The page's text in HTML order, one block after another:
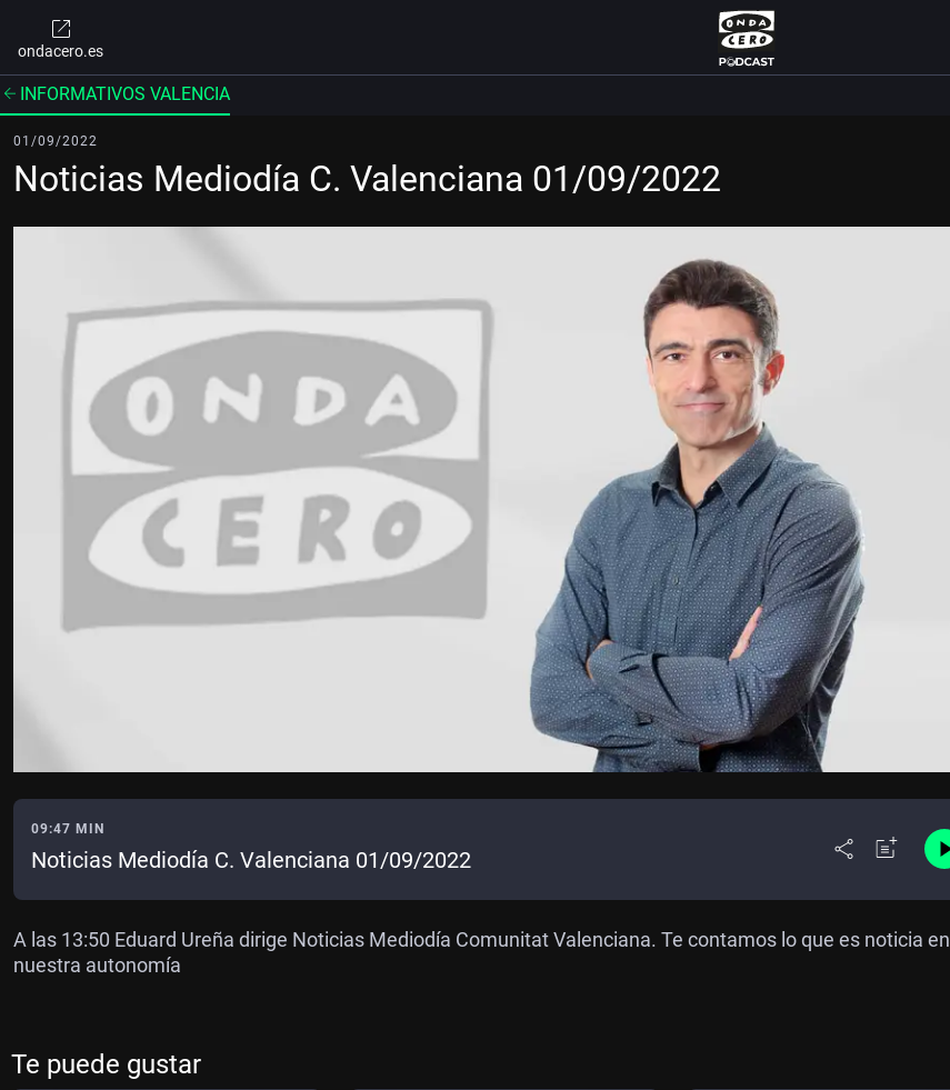
ondacero.es
INFORMATIVOS VALENCIA
01/09/2022
Noticias Mediodía C. Valenciana 01/09/2022
09:47 MIN
Noticias Mediodía C. Valenciana 01/09/2022
A las 13:50 Eduard Ureña dirige Noticias Mediodía Comunitat Valenciana. Te contamos lo que es noticia en
nuestra autonomía
Te puede gustar